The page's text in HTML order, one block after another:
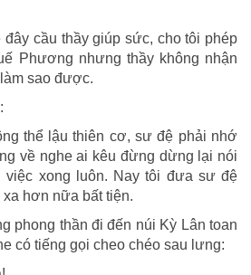
cầu thầy giúp sức, cho tôi phép
Phương nhưng thầy không nhận
sao được.
thể lậu thiên cơ, sư đệ phải nhớ
về nghe ai kêu đừng dừng lại nói
việc xong luôn. Nay tôi đưa sư đệ
hơn nữa bất tiện.
phong thần đi đến núi Kỳ Lân toan
có tiếng gọi cheo chéo sau lưng: